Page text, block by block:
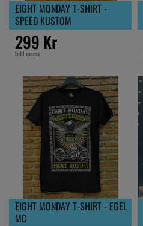
EIGHT MONDAY T-SHIRT -
SPEED KUSTOM
299 Kr
Inkl moms
EIGHT MONDAY T-SHIRT - EGEL
MC